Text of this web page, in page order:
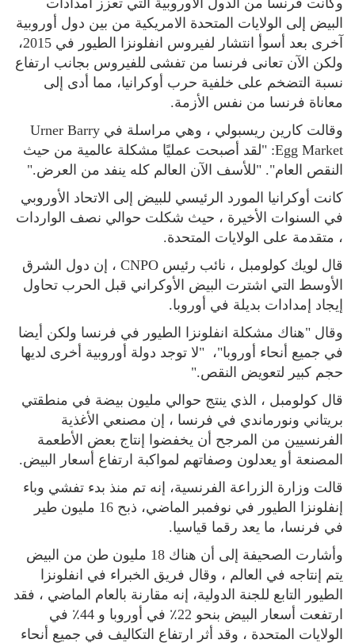
البيض إلى الولايات المتحدة الامريكية من بين دول أوروبية
آخرى بعد أسوأ انتشار لفيروس انفلونزا الطيور في 2015،
ولكن الآن تعانى فرنسا من تفشى للفيروس بجانب ارتفاع
نسبة التضخم على خلفية حرب أوكرانيا، مما أدى إلى
معاناة فرنسا من نفس الأزمة.
وقالت كارين ريسبولي ، وهي مراسلة في Urner Barry
Egg Market: "لقد أصبحت عمليًا مشكلة عالمية من حيث
النقص العام". "للأسف الآن العالم كله ينفد من العرض."
كانت أوكرانيا المورد الرئيسي للبيض إلى الاتحاد الأوروبي
في السنوات الأخيرة ، حيث شكلت حوالي نصف الواردات
، متقدمة على الولايات المتحدة.
قال لويك كولومبل ، نائب رئيس CNPO ، إن دول الشرق
الأوسط التي اشترت البيض الأوكراني قبل الحرب تحاول
إيجاد إمدادات بديلة في أوروبا.
وقال "هناك مشكلة انفلونزا الطيور في فرنسا ولكن أيضا
في جميع أنحاء أوروبا"، "لا توجد دولة أوروبية أخرى لديها
حجم كبير لتعويض النقص."
قال كولومبل ، الذي ينتج حوالي مليون بيضة في منطقتي
بريتاني ونورماندي في فرنسا ، إن مصنعي الأغذية
الفرنسيين من المرجح أن يخفضوا إنتاج بعض الأطعمة
المصنعة أو يعدلون وصفاتهم لمواكبة ارتفاع أسعار البيض.
قالت وزارة الزراعة الفرنسية، إنه تم منذ بدء تفشي وباء
إنفلونزا الطيور في نوفمبر الماضي، ذبح 16 مليون طير
في فرنسا، ما يعد رقما قياسيا.
وأشارت الصحيفة إلى أن هناك 18 مليون طن من البيض
يتم إنتاجه في العالم ، وقال فريق الخبراء في انفلونزا
الطيور التابع للجنة الدولية، إنه مقارنة بالعام الماضي ، فقد
ارتفعت أسعار البيض بنحو 22٪ في أوروبا و 44٪ في
الولايات المتحدة ، وقد أثر ارتفاع التكاليف في جميع أنحاء